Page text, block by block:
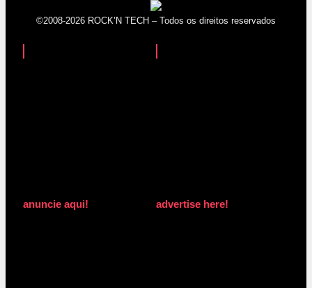
©2008-2026 ROCK’N TECH – Todos os direitos reservados
anuncie aqui! advertise here!